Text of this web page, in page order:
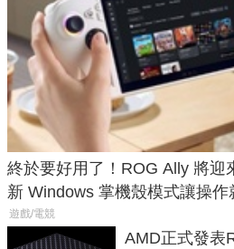
終於要好用了！ROG Ally 將迎
新 Windows 掌機殼模式讓操
遊戲/電競
AMD正式發表